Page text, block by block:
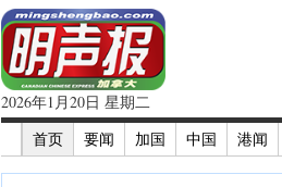
2026年1月20日 星期二
首页
要闻 加国 中国 港闻